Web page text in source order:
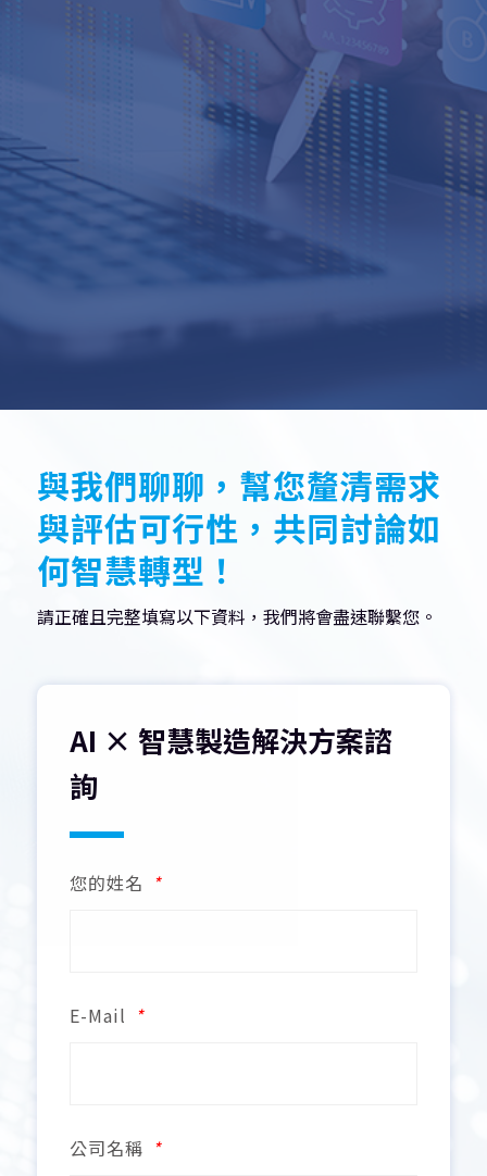
與我們聊聊，幫您釐清需求
與評估可行性，共同討論如
何智慧轉型！
請正確且完整填寫以下資料，我們將會盡速聯繫您。
AI × 智慧製造解決方案諮
詢
您的姓名 *
E-Mail *
公司名稱 *